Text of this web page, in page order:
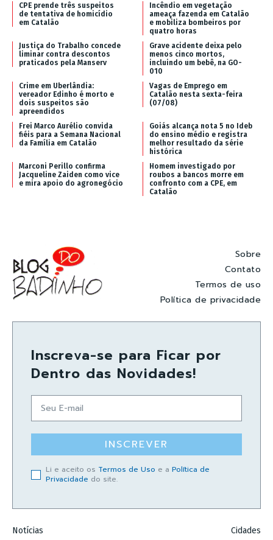
CPE prende três suspeitos
de tentativa de homicídio
em Catalão
Incêndio em vegetação
ameaça fazenda em Catalão
e mobiliza bombeiros por
quatro horas
Justiça do Trabalho concede
liminar contra descontos
praticados pela Manserv
Grave acidente deixa pelo
menos cinco mortos,
incluindo um bebê, na GO-
010
Crime em Uberlândia:
vereador Edinho é morto e
dois suspeitos são
apreendidos
Vagas de Emprego em
Catalão nesta sexta-feira
(07/08)
Frei Marco Aurélio convida
fiéis para a Semana Nacional
da Família em Catalão
Goiás alcança nota 5 no Ideb
do ensino médio e registra
melhor resultado da série
histórica
Marconi Perillo confirma
Jacqueline Zaiden como vice
e mira apoio do agronegócio
Homem investigado por
roubos a bancos morre em
confronto com a CPE, em
Catalão
Sobre
Contato
Termos de uso
Política de privacidade
Inscreva-se para Ficar por
Dentro das Novidades!
INSCREVER
Li e aceito os Termos de Uso e a Política de
Privacidade do site.
Notícias Cidades